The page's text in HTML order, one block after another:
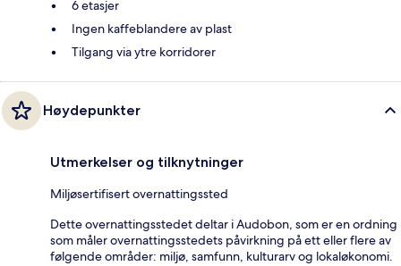
6 etasjer
Ingen kaffeblandere av plast
Tilgang via ytre korridorer
Høydepunkter
Utmerkelser og tilknytninger
Miljøsertifisert overnattingssted
Dette overnattingsstedet deltar i Audobon, som er en ordning
som måler overnattingsstedets påvirkning på ett eller flere av
følgende områder: miljø, samfunn, kulturarv og lokaløkonomi.